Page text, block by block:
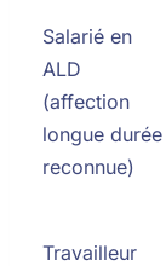
Salarié en
ALD
(affection
longue durée
reconnue)
Travailleur